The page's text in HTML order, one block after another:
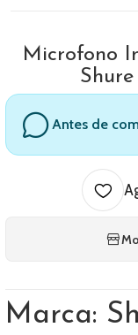
Microfono
Antes de
Marca: